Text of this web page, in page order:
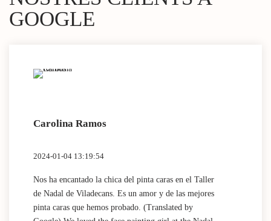
GOOGLE
Carolina Ramos
2024-01-04 13:19:54
Nos ha encantado la chica del pinta caras en el Taller
de Nadal de Viladecans. Es un amor y de las mejores
pinta caras que hemos probado. (Translated by